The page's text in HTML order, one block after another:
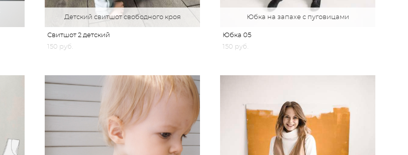
Детский свитшот свободного кроя
Свитшот 2 детский
150 pуб.
Юбка на запахе с пуговицами
Юбка 05
150 pуб.